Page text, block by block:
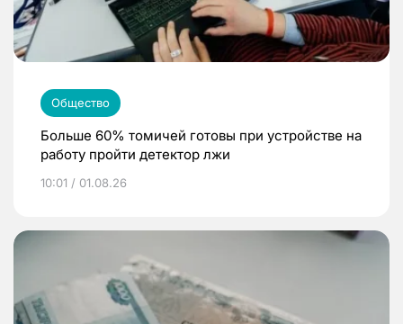
Общество
Больше 60% томичей готовы при устройстве на
работу пройти детектор лжи
10:01 / 01.08.26